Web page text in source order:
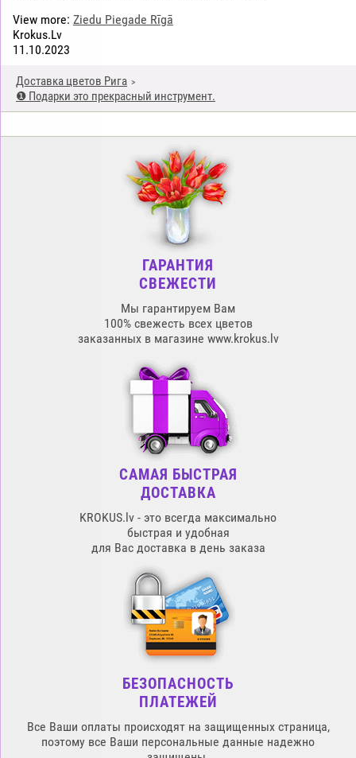
Доставка цветов Рига
❶ Подарки это прекрасный инструмент.
View more: Ziedu Piegade Rīgā
Krokus.Lv
11.10.2023
ГАРАНТИЯ
СВЕЖЕСТИ
Мы гарантируем Вам
100% свежесть всех цветов
заказанных в магазине www.krokus.lv
САМАЯ БЫСТРАЯ
ДОСТАВКА
KROKUS.lv - это всегда максимально
быстрая и удобная
для Вас доставка в день заказа
БЕЗОПАСНОСТЬ
ПЛАТЕЖЕЙ
Все Ваши оплаты происходят на защищенных страница,
поэтому все Ваши персональные данные надежно